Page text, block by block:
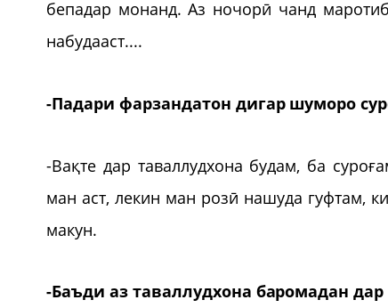
бепадар монанд. Аз ночорӣ чанд
набудааст....
-Падари фарзандатон дигар шуморо
-Вақте дар таваллудхона будам, ба
ман аст, лекин ман розӣ нашуда гуфтам,
макун.
-Баъди аз таваллудхона баромадан